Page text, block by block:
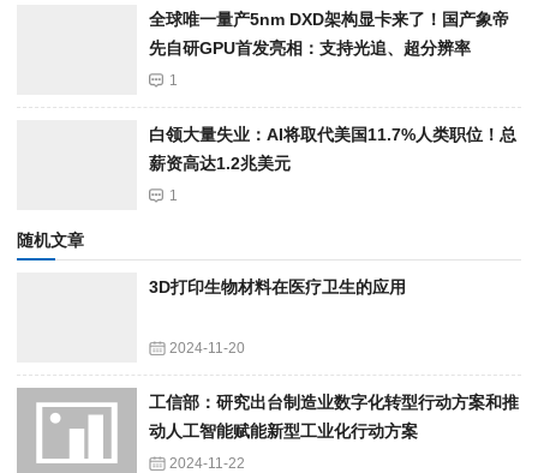
全球唯一量产5nm DXD架构显卡来了！国产象帝
先自研GPU首发亮相：支持光追、超分辨率
1
白领大量失业：AI将取代美国11.7%人类职位！总
薪资高达1.2兆美元
1
随机文章
3D打印生物材料在医疗卫生的应用
2024-11-20
工信部：研究出台制造业数字化转型行动方案和推
动人工智能赋能新型工业化行动方案
2024-11-22